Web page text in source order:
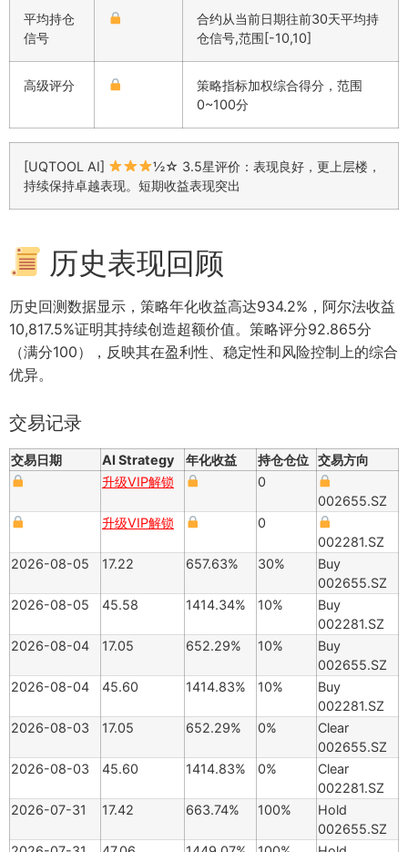
平均持仓
信号
合约从当前日期往前30天平均持
仓信号,范围[-10,10]
高级评分
策略指标加权综合得分，范围
0~100分
[UQTOOL AI]
½☆ 3.5星评价：表现良好，更上层楼，
持续保持卓越表现。短期收益表现突出
历史表现回顾
历史回测数据显示，策略年化收益高达934.2%，阿尔法收益
10,817.5%证明其持续创造超额价值。策略评分92.865分
（满分100），反映其在盈利性、稳定性和风险控制上的综合
优异。
交易记录
交易日期 AI Strategy 年化收益 持仓仓位 交易方向
升级VIP解锁
0
002655.SZ
升级VIP解锁
0
002281.SZ
2026-08-05
17.22 657.63% 30%
Buy
002655.SZ
2026-08-05
45.58 1414.34% 10%
Buy
002281.SZ
2026-08-04
17.05 652.29% 10%
Buy
002655.SZ
2026-08-04
45.60 1414.83% 10%
Buy
002281.SZ
2026-08-03
17.05 652.29% 0%
Clear
002655.SZ
2026-08-03
45.60 1414.83% 0%
Clear
002281.SZ
2026-07-31
17.42 663.74% 100%
Hold
002655.SZ